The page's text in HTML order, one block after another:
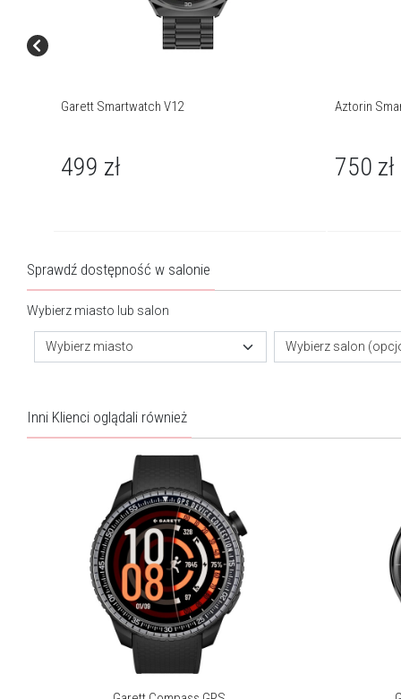
Tak
Android:
Garett to młoda, polska marka z dużym potencjałem. Od niemal
dekady dostarcza zaawansowane technologicznie produkty, które
nowoczesny design i jakość.
Więcej o marce
Garett Smartwatch V12
499 zł
Aztorin
750 zł
Sprawdź dostępność w salonie
Wybierz miasto lub salon
Wybierz miasto Wybierz salon
Inni Klienci oglądali również